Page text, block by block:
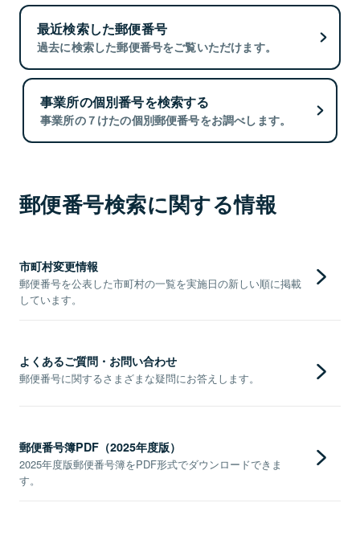
最近検索した郵便番号
過去に検索した郵便番号をご覧いただけます。
事業所の個別番号を検索する
事業所の７けたの個別郵便番号をお調べします。
郵便番号検索に関する情報
市町村変更情報
郵便番号を公表した市町村の一覧を実施日の新しい順に掲載
しています。
よくあるご質問・お問い合わせ
郵便番号に関するさまざまな疑問にお答えします。
郵便番号簿PDF（2025年度版）
2025年度版郵便番号簿をPDF形式でダウンロードできま
す。